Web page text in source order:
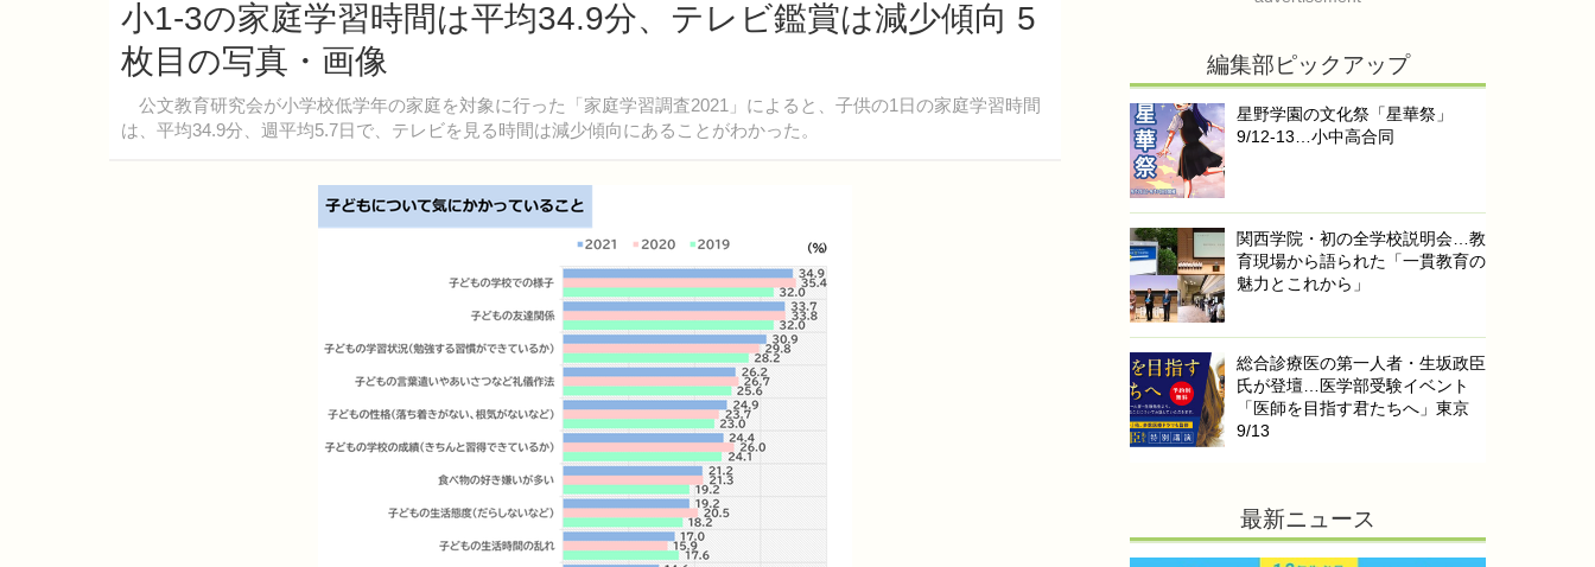
小1-3の家庭学習時間は平均34.9分、テレビ鑑賞は減少傾向 5
枚目の写真・画像
公文教育研究会が小学校低学年の家庭を対象に行った「家庭学習調査2021」によると、子供の1日の家庭学習時間
は、平均34.9分、週平均5.7日で、テレビを見る時間は減少傾向にあることがわかった。
編集部ピックアップ
星野学園の文化祭「星華祭」
9/12-13…小中高合同
関西学院・初の全学校説明会…教
育現場から語られた「一貫教育の
魅力とこれから」
総合診療医の第一人者・生坂政臣
氏が登壇…医学部受験イベント
「医師を目指す君たちへ」東京
9/13
最新ニュース